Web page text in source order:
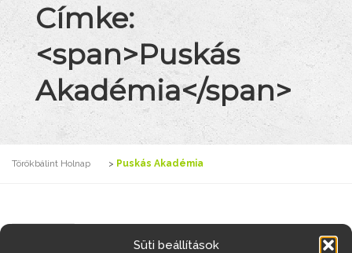
Süti beállítások
Címke:
<span>Puskás
Akadémia</span>
Törökbálint Holnap > Puskás Akadémia
Közösségünk,Sport